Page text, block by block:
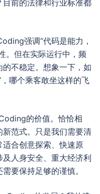
前的法律和行业标准都
强调“代码是能力，
。但在实际运行中，频
不稳定。想象一下，如
哪个乘客敢坐这样的飞
的价值。恰恰相
范式。只是我们需要清
合创意探索、快速原
人身安全、重大经济利
要保持足够的谨慎。